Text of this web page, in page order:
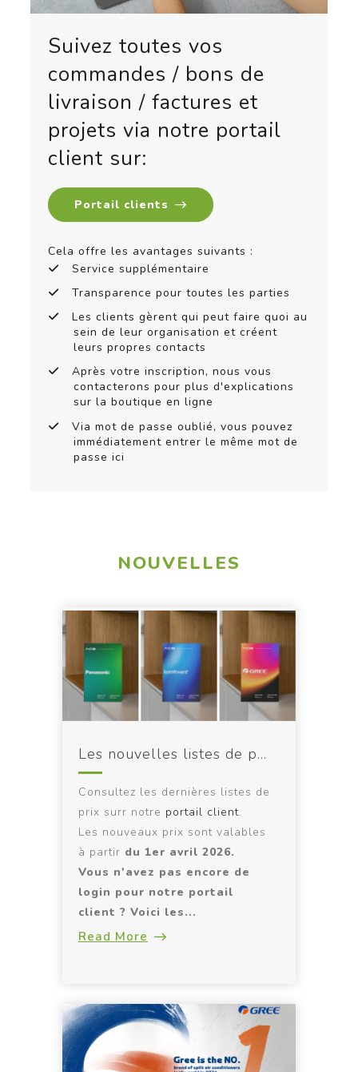
Suivez toutes vos
commandes / bons de
livraison / factures et
projets via notre portail
client sur:
Portail clients
Cela offre les avantages suivants :
Service supplémentaire
Transparence pour toutes les parties
Les clients gèrent qui peut faire quoi au
sein de leur organisation et créent
leurs propres contacts
Après votre inscription, nous vous
contacterons pour plus d'explications
sur la boutique en ligne
Via mot de passe oublié, vous pouvez
immédiatement entrer le même mot de
passe ici
NOUVELLES
Les nouvelles listes de prix sont en ligne !
Consultez les dernières listes de
prix surr notre portail client.
Les nouveaux prix sont valables
à partir du 1er avril 2026.
Vous n'avez pas encore de
login pour notre portail
client ? Voici les...
Read More